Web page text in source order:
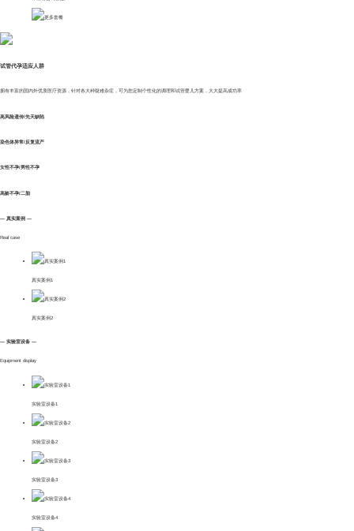
试管代孕适应人群
拥有丰富的国内外优质医疗资源，针对各大种疑难杂症，可为您定制个性化的调理和试管婴儿方案，大大提高成功率
高风险遗传/先天缺陷
染色体异常/反复流产
女性不孕/男性不孕
高龄不孕/二胎
— 真实案例 —
Real case
真实案例1
真实案例2
— 实验室设备 —
Equipment display
实验室设备1
实验室设备2
实验室设备3
实验室设备4